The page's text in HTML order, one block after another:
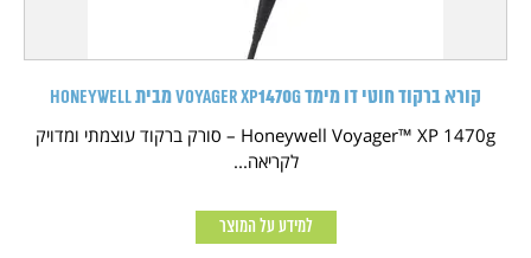
קורא ברקוד חוטי דו מימד Voyager XP1470g מבית HONEYWELL
Honeywell Voyager™ XP 1470g – סורק ברקוד עוצמתי ומדויק
לקריאה...
למידע על המוצר